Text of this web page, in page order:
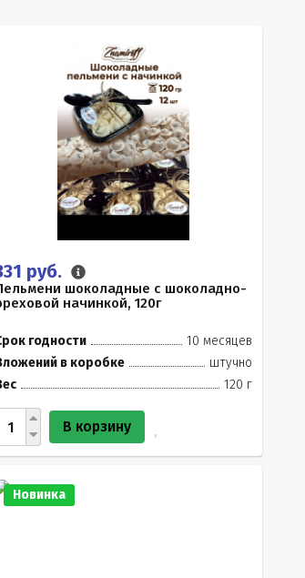
руб.
шоколадные с шоколадно-
начинкой, 120г
годности
10 месяцев
в коробке
штучно
120 г
В корзину
Новинка